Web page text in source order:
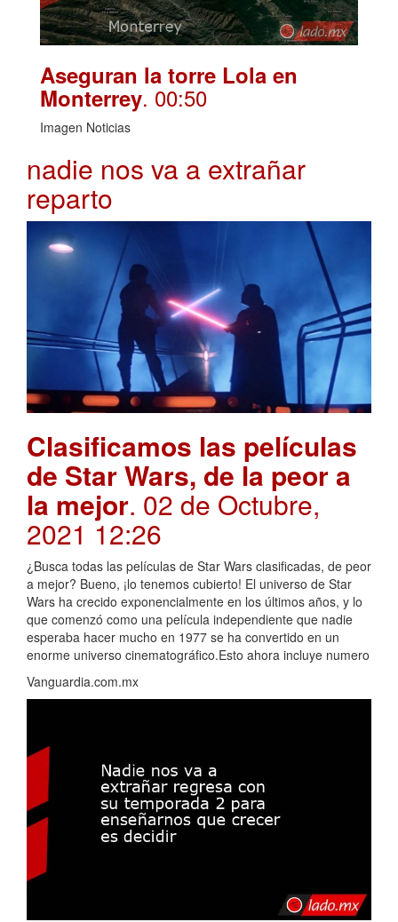
Aseguran la torre Lola en
Monterrey. 00:50
Imagen Noticias
nadie nos va a extrañar
reparto
Clasificamos las películas
de Star Wars, de la peor a
la mejor. 02 de Octubre,
2021 12:26
¿Busca todas las películas de Star Wars clasificadas, de peor
a mejor? Bueno, ¡lo tenemos cubierto! El universo de Star
Wars ha crecido exponencialmente en los últimos años, y lo
que comenzó como una película independiente que nadie
esperaba hacer mucho en 1977 se ha convertido en un
enorme universo cinematográfico.Esto ahora incluye numero
Vanguardia.com.mx